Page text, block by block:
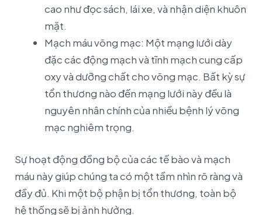
cao như đọc sách, lái xe, và nhận diện khuôn
mặt.
Mạch máu võng mạc: Một mạng lưới dày
đặc các động mạch và tĩnh mạch cung cấp
oxy và dưỡng chất cho võng mạc. Bất kỳ sự
tổn thương nào đến mạng lưới này đều là
nguyên nhân chính của nhiều bệnh lý võng
mạc nghiêm trọng.
Sự hoạt động đồng bộ của các tế bào và mạch
máu này giúp chúng ta có một tầm nhìn rõ ràng và
đầy đủ. Khi một bộ phận bị tổn thương, toàn bộ
hệ thống sẽ bị ảnh hưởng.